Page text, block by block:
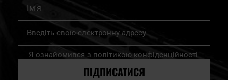
Підпишіться
нашу
розсилку
Я ознайомився з політикою конфіденційності
ПІДПИСАТИСЯ